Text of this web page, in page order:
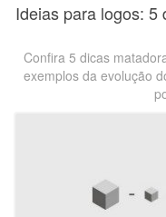
Ideias para logos: 5
Confira 5 dicas
exemplos da evolução